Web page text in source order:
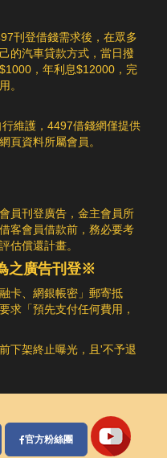
刊登借錢需求後，在眾多
的汽車貸款方式，當日撥
，年利息$12000，完
。
維護，4497借錢網僅提供
頁資料所屬會員。
員刊登廣告，金主會員所
客會員借款前，務必要考
估償還計畫。
之廣告刊登※
卡、網銀帳密」郵寄抵
求「預先支付任何費用，
下架終止曝光，且'不予退
官方粉絲團